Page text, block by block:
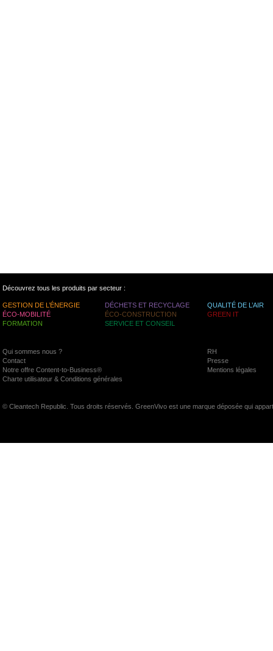
Découvrez tous les produits par secteur :
GESTION DE L’ÉNERGIE DÉCHETS ET RECYCLAGE
QUALITÉ DE L’AIR
ÉCO-MOBILITÉ
ÉCO-CONSTRUCTION
GREEN IT
FORMATION
SERVICE ET CONSEIL
Qui sommes nous ?
RH
Contact
Presse
Notre offre Content-to-Business®
Mentions légales
Charte utilisateur & Conditions générales
© Cleantech Republic. Tous droits réservés. GreenVivo est une marque déposée qui